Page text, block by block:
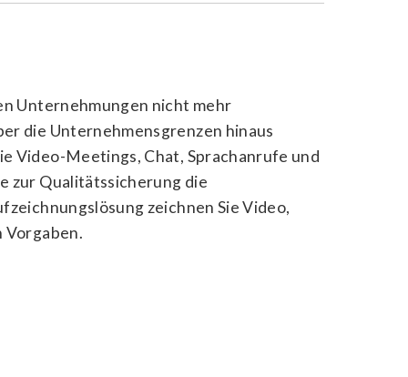
Unternehmungen nicht mehr
die Unternehmensgrenzen hinaus
Video-Meetings, Chat, Sprachanrufe und
zur Qualitätssicherung die
zeichnen Sie Video,
Vorgaben.